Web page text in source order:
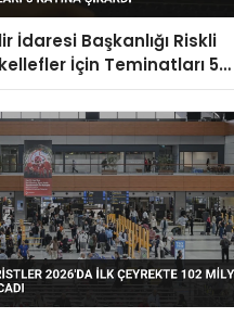
İdaresi Başkanlığı Riskli
İçin Teminatları 5
Çıkardı